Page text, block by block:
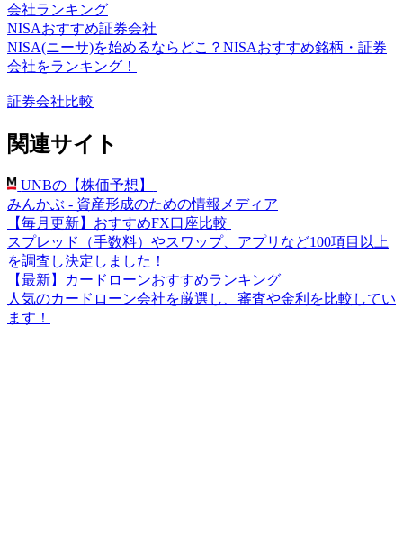
会社ランキング
NISAおすすめ証券会社
NISA(ニーサ)を始めるならどこ？NISAおすすめ銘柄・証券
会社をランキング！
証券会社比較
関連サイト
UNBの【株価予想】
みんかぶ - 資産形成のための情報メディア
【毎月更新】おすすめFX口座比較
スプレッド（手数料）やスワップ、アプリなど100項目以上
を調査し決定しました！
【最新】カードローンおすすめランキング
人気のカードローン会社を厳選し、審査や金利を比較してい
ます！